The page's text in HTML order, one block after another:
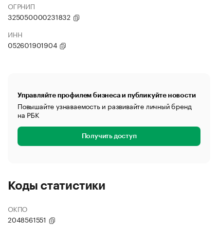
ОГРНИП
325050000231832
ИНН
052601901904
Управляйте профилем бизнеса и публикуйте новости
Повышайте узнаваемость и развивайте личный бренд
на РБК
Получить доступ
Коды статистики
ОКПО
2048561551